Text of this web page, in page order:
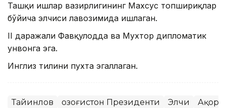
Ташқи ишлар вазирлигининг Махсус топшириқлар
бўйича элчиси лавозимида ишлаган.
II даражали Фавқулодда ва Мухтор дипломатик
унвонга эга.
Инглиз тилини пухта эгаллаган.
Тайинлов Қозоғистон Президенти Элчи